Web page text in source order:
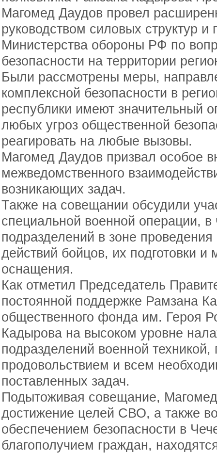
Магомед Даудов провел
руководством силовых структур и
Министерства обороны РФ по
безопасности на территории
Были рассмотрены меры,
комплексной безопасности в
республики имеют значительный
любых угроз общественной
реагировать на любые вызовы.
Магомед Даудов призвал особое
межведомственного
возникающих задач.
Также на совещании обсудили
специальной военной операции, в
подразделений в зоне
действий бойцов, их подготовки и
оснащения.
Как отметил Председатель
постоянной поддержке Рамзана
общественного фонда им. Героя
Кадырова на высоком уровне
подразделений военной
продовольствием и всем
поставленных задач.
Подытоживая совещание,
достижение целей СВО, а также
обеспечением безопасности в
благополучием граждан,